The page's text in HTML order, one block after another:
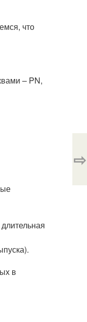
что
– PN,
в
⇨